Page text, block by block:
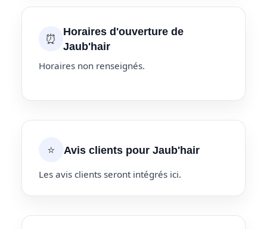
⏰
Horaires d'ouverture de
Jaub'hair
Horaires non renseignés.
⭐ Avis clients pour Jaub'hair
Les avis clients seront intégrés ici.